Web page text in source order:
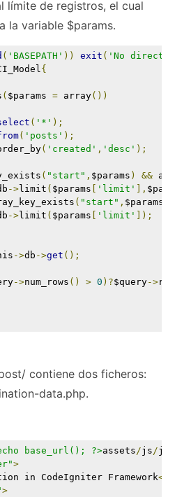
límite de registros, el cual
la variable $params.
( 'BASEPATH' )) exit ( 'No direct
{
( $params = array())
( '*' );
( 'posts' );
( 'created' , 'desc' );
( "start" , $params ) &&
->limit ( $params 'limit' ], $params
( "start" , $params
->limit ( $params 'limit'
]);
->db ->get ();
->num_rows () > 0 )?$query->
contiene dos ficheros:
data.php.
base_url(); ?>assets /js /jquery
>
in CodeIgniter Framework</
>